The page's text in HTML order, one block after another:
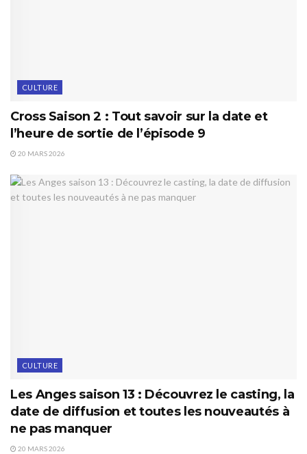
CULTURE
Cross Saison 2 : Tout savoir sur la date et
l’heure de sortie de l’épisode 9
20 MARS 2026
CULTURE
Les Anges saison 13 : Découvrez le casting, la
date de diffusion et toutes les nouveautés à
ne pas manquer
20 MARS 2026